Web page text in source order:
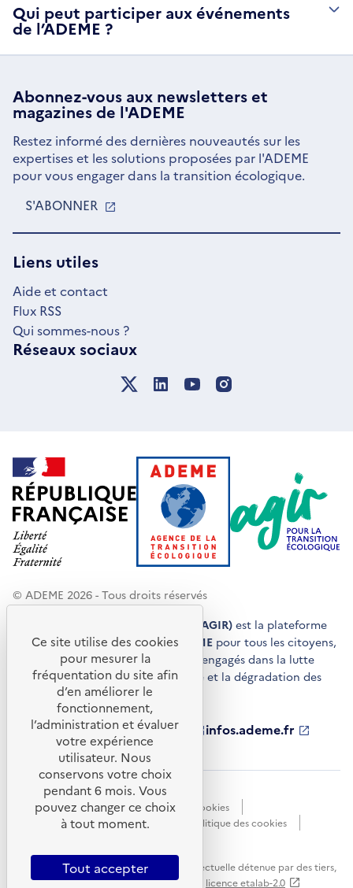
Qui peut participer aux événements
de l’ADEME ?
Abonnez-vous aux newsletterset
magazines de l'ADEME
Restez informé des dernières nouveautés sur les
expertises et les solutions proposées par l'ADEME
pour vous engager dans la transition écologique.
S'ABONNER
UNE
Liens utiles
Aide et contact
Flux RSS
Qui sommes-nous ?
Réseaux sociaux
© ADEME 2026 - Tous droits réservés
Agir pour la transition écologique (AGIR) est la plateforme
de conseils et de services de l'ADEME pour tous les citoyens,
acteurs économiques et territoires engagés dans la lutte
contre le réchauffement climatique et la dégradation des
ressources.
ademe.fr
S'ouvre
nouvelle
fenêtre
librairie.ademe.fr
S'ouvre
dans
une
nouvelle
fenêtre
infos.ademe.fr
S'ouvre
nouvelle
ademe.fr/presse
S'ouvre
nouvelle
fenêtre
Accessibilité : non conforme
Données personnelles
Gestion des cookies
Mentions légales
Plan du site
Politique des cookies
dans
Sauf mention explicite de propriété intellectuelle détenue par des tiers,
les contenus de ce site sont proposés sous licence etalab-2.0
Ce site utilise des cookies
pour mesurer la
fréquentation du site afin
d’en améliorer le
fonctionnement,
l’administration et évaluer
votre expérience
utilisateur. Nous
conservons votre choix
pendant 6 mois. Vous
pouvez changer ce choix
à tout moment.
Tout accepter